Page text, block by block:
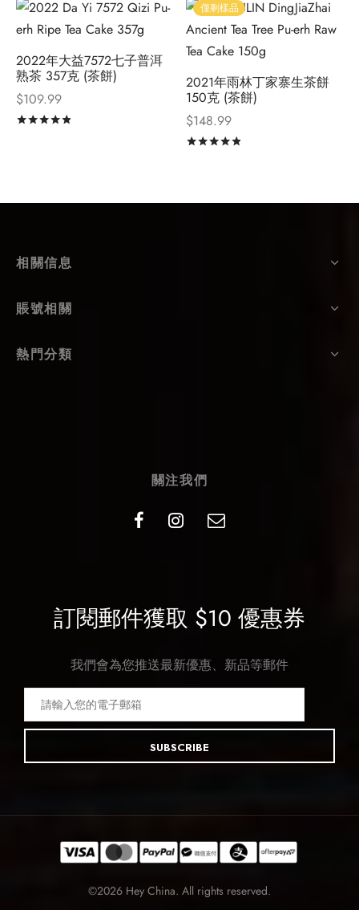
2022年大益7572七子普洱
熟茶 357克 (茶餅)
$109.99
僅剩樣品
2021年雨林丁家寨生茶餅
150克 (茶餅)
$148.99
相關信息
賬號相關
熱門分類
關注我們
訂閱郵件獲取 $10 優惠券
我們會為您推送最新優惠、新品等郵件
SUBSCRIBE
©2026 Hey China. All rights reserved.